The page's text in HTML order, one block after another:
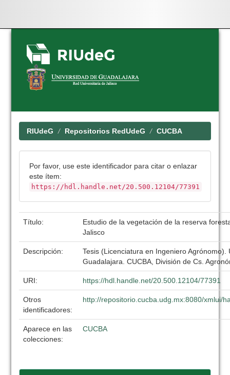
Skip
navigation
RIUdeG Repositorios RedUdeG CUCBA
Por favor, use este identificador para citar o enlazar
este ítem:
https://hdl.handle.net/20.500.12104/77391
Título:
Estudio de la vegetación de la reserva
Jalisco
Descripción:
Tesis (Licenciatura en Ingeniero Agrónomo).
Guadalajara. CUCBA, División de Cs.
URI: https://hdl.handle.net/20.500.12104/77391
Otros
identificadores:
http://repositorio.cucba.udg.mx:8080/xmlui/
Aparece en las
colecciones:
CUCBA